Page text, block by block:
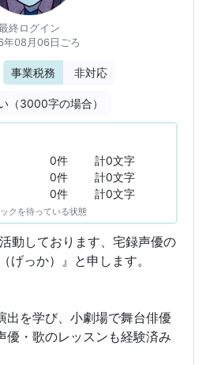
終ログイン
年08月06日ごろ
事業税務 非対応
（3000字の場合）
0件
計0文字
0件
計0文字
0件 計0文字
クを待っている状態
動しております、宅録声優の
げっか）』と申します。
出を学び、小劇場で舞台俳優
優・歌のレッスンも経験済み